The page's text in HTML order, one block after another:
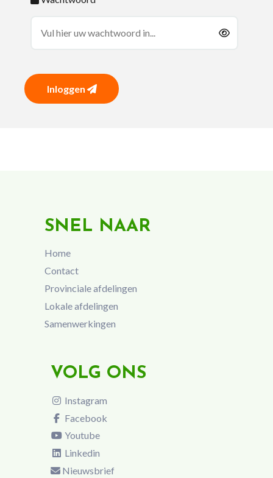
Inloggen
SNEL NAAR
Home
Contact
Provinciale afdelingen
Lokale afdelingen
Samenwerkingen
VOLG ONS
Instagram
Facebook
Youtube
Linkedin
Nieuwsbrief